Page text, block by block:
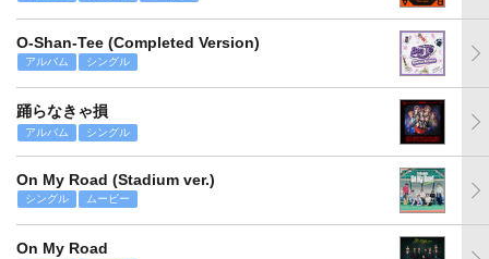
O-Shan-Tee (Completed Version)
アルバム シングル
踊らなきゃ損
アルバム シングル
On My Road (Stadium ver.)
シングル ムービー
On My Road